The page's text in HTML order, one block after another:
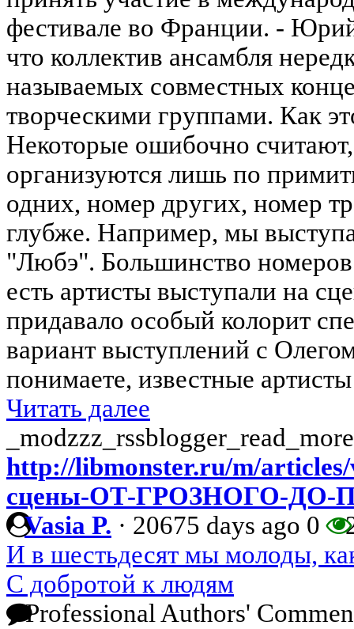
фестивале во Франции. -
что коллектив ансамбля
называемых совместных
творческими группами. Как
Некоторые ошибочно
организуются лишь по
одних, номер других, номер
глубже. Например, мы
"Любэ". Большинство
есть артисты выступали на
придавало особый колорит
вариант выступлений с
понимаете, известные
Читать далее
_modzzz_rssblogger_read_more
http://libmonster.ru/m/
сцены-ОТ-ГРОЗНОГО-
Vasia P. · 20675 days ago 0
И в шестьдесят мы молоды,
С добротой к людям
Professional Authors'